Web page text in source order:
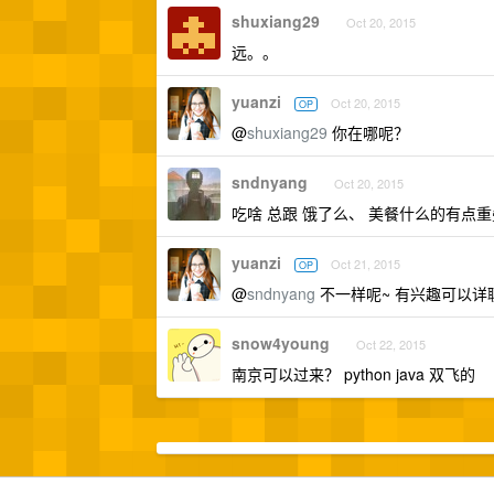
shuxiang29 Oct 20, 2015
远。。
yuanzi OP Oct 20, 2015
@shuxiang29 你在哪呢？
sndnyang Oct 20, 2015
吃啥 总跟 饿了么、 美餐什么的有点重
yuanzi OP Oct 21, 2015
@sndnyang 不一样呢~ 有兴趣可以详
snow4young Oct 22, 2015
南京可以过来？ python java 双飞的